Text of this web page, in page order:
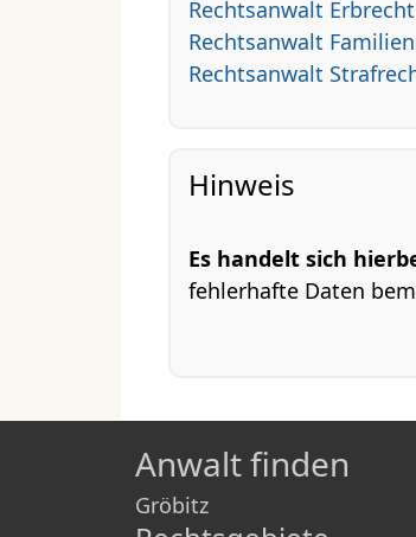
Rechtsanwalt
Rechtsanwalt
Rechtsanwalt
Hinweis
Es handelt sich
fehlerhafte Daten
Anwalt finden
Gröbitz